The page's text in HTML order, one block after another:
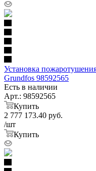
Установка
Grundfos 98592565
Есть в наличии
Арт.: 98592565
Купить
2 777 173.40 руб.
/шт
Купить